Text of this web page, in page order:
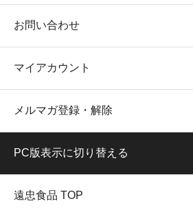
お問い合わせ
マイアカウント
メルマガ登録・解除
PC版表示に切り替える
遠忠食品 TOP